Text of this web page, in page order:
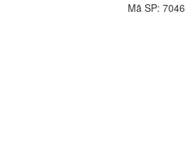
Mã SP: 7046